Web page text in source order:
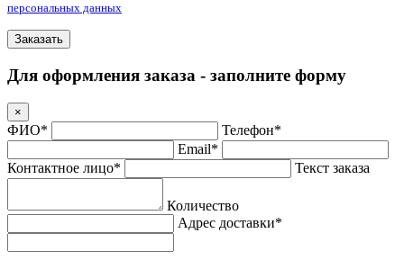
персональных данных
Заказать
Для оформления заказа - заполните форму
×
ФИО*
Телефон*
Email*
Контактное лицо*
Текст заказа
Количество
Адрес доставки*